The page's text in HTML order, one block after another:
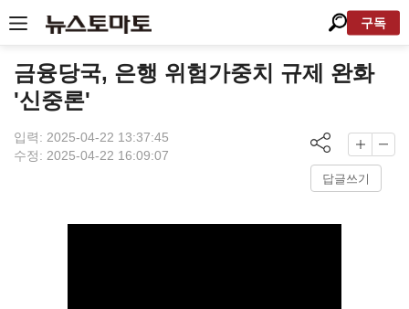
구독
금융당국, 은행 위험가중치 규제 완화
'신중론'
입력: 2025-04-22 13:37:45
수정: 2025-04-22 16:09:07
답글쓰기